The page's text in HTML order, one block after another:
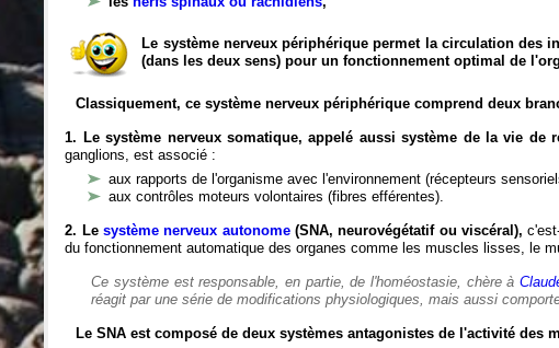
Le système nerveux périphérique permet la circulation des
(dans les deux sens) pour un fonctionnement optimal de
Classiquement, ce système nerveux périphérique comprend deux
1. Le système nerveux somatique, appelé aussi système de la vie de
ganglions, est associé :
aux rapports de l'organisme avec l'environnement (récepteurs
aux contrôles moteurs volontaires (fibres efférentes).
2. Le système nerveux autonome(SNA, neurovégétatif ou viscéral),
du fonctionnement automatique des organes comme les muscles lisses, le
Ce système est responsable, en partie, de l'homéostasie, chère à
réagit par une série de modifications physiologiques, mais aussi
Le SNA est composé de deux systèmes antagonistes de l'activité des